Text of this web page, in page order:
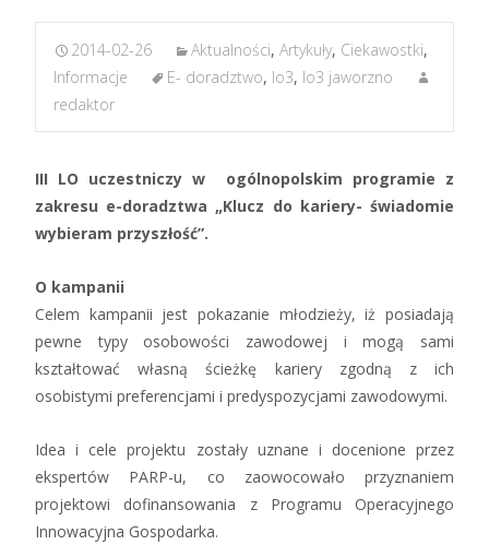
2014-02-26 Aktualności, Artykuły, Ciekawostki,
Informacje
E- doradztwo, lo3, lo3 jaworzno
redaktor
III LO uczestniczy w ogólnopolskim programie z
zakresu e-doradztwa „Klucz do kariery- świadomie
wybieram przyszłość”.
O kampanii
Celem kampanii jest pokazanie młodzieży, iż posiadają
pewne typy osobowości zawodowej i mogą sami
kształtować własną ścieżkę kariery zgodną z ich
osobistymi preferencjami i predyspozycjami zawodowymi.
Idea i cele projektu zostały uznane i docenione przez
ekspertów PARP-u, co zaowocowało przyznaniem
projektowi dofinansowania z Programu Operacyjnego
Innowacyjna Gospodarka.